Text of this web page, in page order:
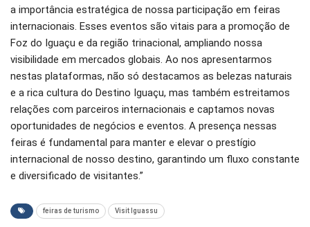
a importância estratégica de nossa participação em feiras
internacionais. Esses eventos são vitais para a promoção de
Foz do Iguaçu e da região trinacional, ampliando nossa
visibilidade em mercados globais. Ao nos apresentarmos
nestas plataformas, não só destacamos as belezas naturais
e a rica cultura do Destino Iguaçu, mas também estreitamos
relações com parceiros internacionais e captamos novas
oportunidades de negócios e eventos. A presença nessas
feiras é fundamental para manter e elevar o prestígio
internacional de nosso destino, garantindo um fluxo constante
e diversificado de visitantes.”
feiras de turismo Visit Iguassu